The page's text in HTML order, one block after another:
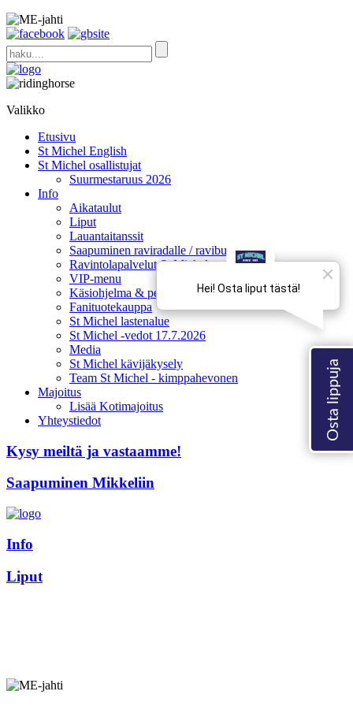
Valikko
Etusivu
St Michel English
St Michel osallistujat
Suurmestaruus 2026
Info
Aikataulut
Liput
Lauantaitanssit
Saapuminen raviradalle / ravibussit
Ravintolapalvelut St Michel -raveissa
VIP-menu
Käsiohjelma & pelivihjeet
Fanituotekauppa
St Michel lastenalue
St Michel -vedot 17.7.2026
Media
St Michel kävijäkysely
Team St Michel - kimppahevonen
Majoitus
Lisää Kotimajoitus
Yhteystiedot
Kysy meiltä ja vastaamme!
Saapuminen Mikkeliin
Info
Liput